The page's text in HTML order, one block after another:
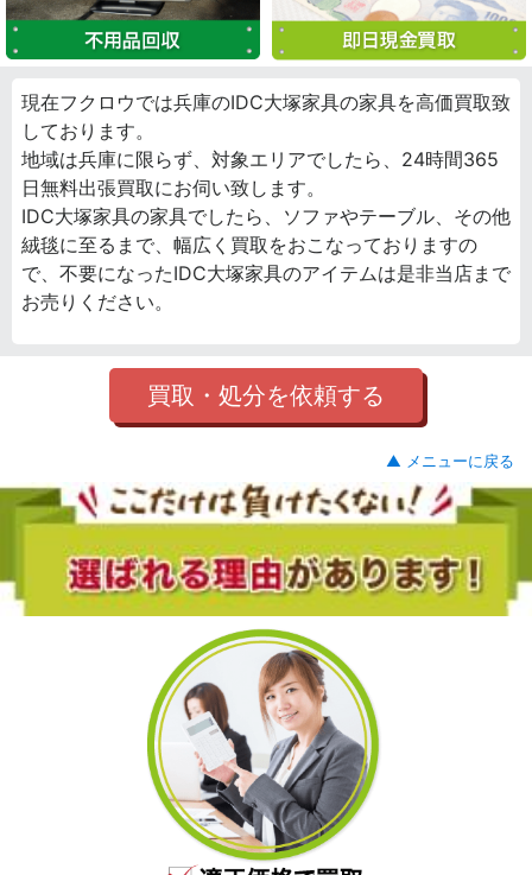
現在フクロウでは兵庫のIDC大塚家具の家具を高価買取致
しております。
地域は兵庫に限らず、対象エリアでしたら、24時間365
日無料出張買取にお伺い致します。
IDC大塚家具の家具でしたら、ソファやテーブル、その他
絨毯に至るまで、幅広く買取をおこなっておりますの
で、不要になったIDC大塚家具のアイテムは是非当店まで
お売りください。
買取・処分を依頼する
▲ メニューに戻る